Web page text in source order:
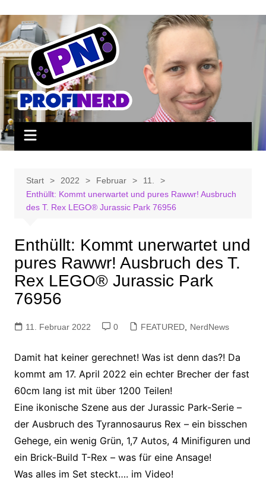
Inhalt
springen
Start 2022 Februar
11.
Enthüllt: Kommt unerwartet und pures Rawwr! Ausbruch
des T. Rex LEGO® Jurassic Park 76956
Enthüllt: Kommt unerwartet und
pures Rawwr! Ausbruch des T.
Rex LEGO® Jurassic Park
76956
11. Februar 2022 0 FEATURED, NerdNews
Damit hat keiner gerechnet! Was ist denn das?! Da
kommt am 17. April 2022 ein echter Brecher der fast
60cm lang ist mit über 1200 Teilen!
Eine ikonische Szene aus der Jurassic Park-Serie –
der Ausbruch des Tyrannosaurus Rex – ein bisschen
Gehege, ein wenig Grün, 1,7 Autos, 4 Minifiguren und
ein Brick-Build T-Rex – was für eine Ansage!
Was alles im Set steckt…. im Video!